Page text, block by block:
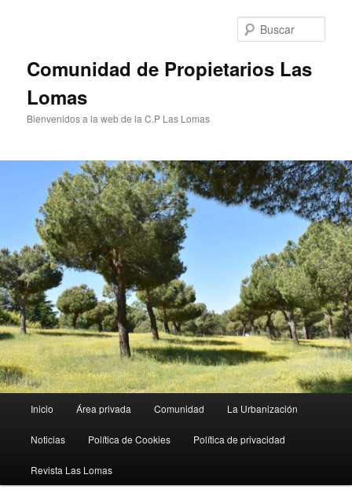
Comunidad de Propietarios Las
Lomas
Bienvenidos a la web de la C.P Las Lomas
Inicio Área privada Comunidad La Urbanización
Noticias Política de Cookies Política de privacidad
Revista Las Lomas